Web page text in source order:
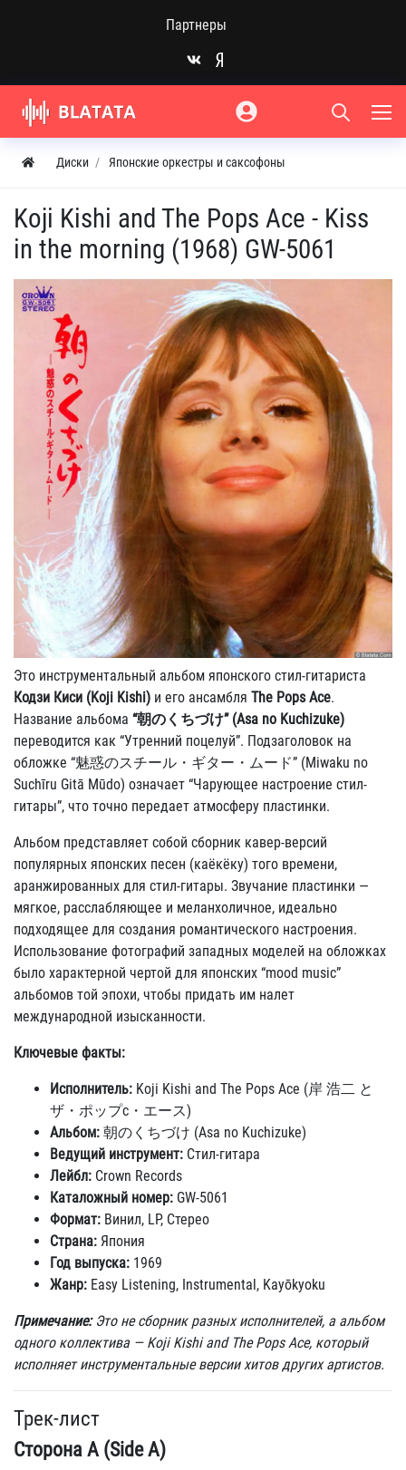
Партнеры
Диски Японские оркестры и саксофоны
Koji Kishi and The Pops Ace - Kiss
in the morning (1968) GW-5061
Это инструментальный альбом японского стил-гитариста
Кодзи Киси (Koji Kishi) и его ансамбля The Pops Ace.
Название альбома “朝のくちづけ” (Asa no Kuchizuke)
переводится как “Утренний поцелуй”. Подзаголовок на
обложке “魅惑のスチール・ギター・ムード” (Miwaku no
Suchīru Gitā Mūdo) означает “Чарующее настроение стил-
гитары”, что точно передает атмосферу пластинки.
Альбом представляет собой сборник кавер-версий
популярных японских песен (каёкёку) того времени,
аранжированных для стил-гитары. Звучание пластинки —
мягкое, расслабляющее и меланхоличное, идеально
подходящее для создания романтического настроения.
Использование фотографий западных моделей на обложках
было характерной чертой для японских “mood music”
альбомов той эпохи, чтобы придать им налет
международной изысканности.
Ключевые факты:
Исполнитель: Koji Kishi and The Pops Ace (岸 浩二 と
ザ・ポップс・エース)
Альбом: 朝のくちづけ (Asa no Kuchizuke)
Ведущий инструмент: Стил-гитара
Лейбл: Crown Records
Каталожный номер: GW-5061
Формат: Винил, LP, Стерео
Страна: Япония
Год выпуска: 1969
Жанр: Easy Listening, Instrumental, Kayōkyoku
Примечание: Это не сборник разных исполнителей, а альбом
одного коллектива — Koji Kishi and The Pops Ace, который
исполняет инструментальные версии хитов других артистов.
Трек-лист
Сторона A (Side A)